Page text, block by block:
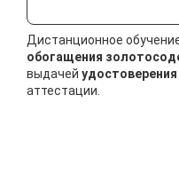
Дистанционное
обогащения
выдачей
аттестации.